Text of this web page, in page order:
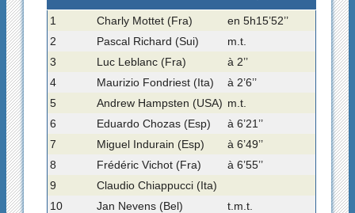
1 Charly Mottet (Fra)
en 5h15’52’’
2
Pascal Richard (Sui)
m.t.
3
Luc Leblanc (Fra)
à 2’’
4
Maurizio Fondriest (Ita)
à 2’6’’
5
Andrew Hampsten (USA) m.t.
6
Eduardo Chozas (Esp)
à 6’21’’
7
Miguel Indurain (Esp)
à 6’49’’
8
Frédéric Vichot (Fra)
à 6’55’’
9
Claudio Chiappucci (Ita)
10
Jan Nevens (Bel) t.m.t.